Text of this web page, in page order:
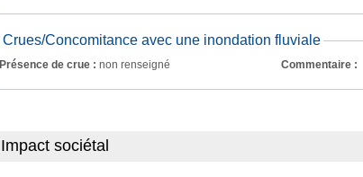
Crues/Concomitance avec une inondation fluviale
Présence de crue : non renseigné Commentaire :
Impact sociétal